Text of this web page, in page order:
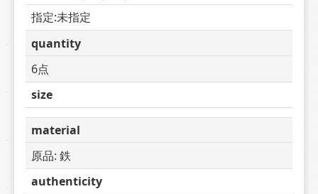
指定:未指定
quantity
6点
size
material
原品: 鉄
authenticity